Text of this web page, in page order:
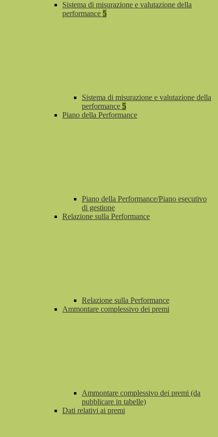
Sistema di misurazione e valutazione della
performance 5
Sistema di misurazione e valutazione della
performance 5
Piano della Performance
Piano della Performance/Piano esecutivo
di gestione
Relazione sulla Performance
Relazione sulla Performance
Ammontare complessivo dei premi
Ammontare complessivo dei premi (da
pubblicare in tabelle)
Dati relativi ai premi